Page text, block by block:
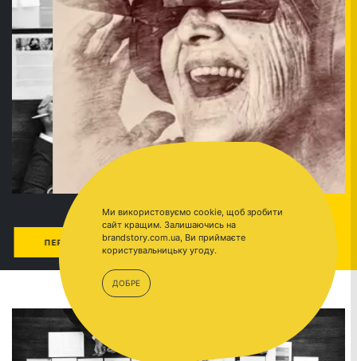
БЛОГ ПЕРЕЙТИ
Ми використовуємо cookie, щоб зробити
сайт кращим. Залишаючись на
brandstory.com.ua, Ви приймаєте
користувальницьку угоду.
ДОБРЕ